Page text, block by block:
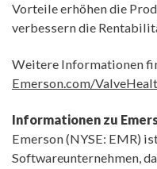
Vorteile erhöhen die
verbessern die
Weitere Informationen
Emerson.com/
Informationen zu
Emerson (NYSE: EMR)
Softwareunternehmen,